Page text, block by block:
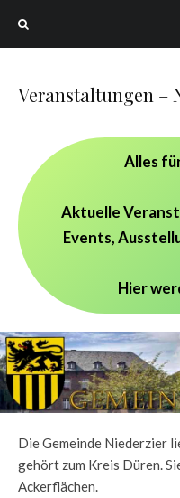
Veranstaltungen –
Alles
Aktuelle
Events,
Hier
Die Gemeinde Niederzier
gehört zum Kreis Düren.
Ackerflächen.